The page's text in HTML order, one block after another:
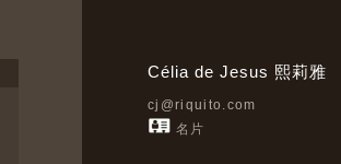
Célia de Jesus 熙莉雅
cj@riquito.com
名片